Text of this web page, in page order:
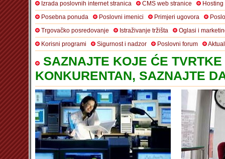
Izrada poslovnih internet stranica CMS web stranice
Posebna ponuda
Poslovni imenici Primjeri ugovora
Trgovačko posredovanje
Istraživanje tržišta
Oglasi i
Korisni programi
Sigurnost i nadzor Poslovni forum
SAZNAJTE KOJE ĆE
KONKURENTAN, SAZNAJTE